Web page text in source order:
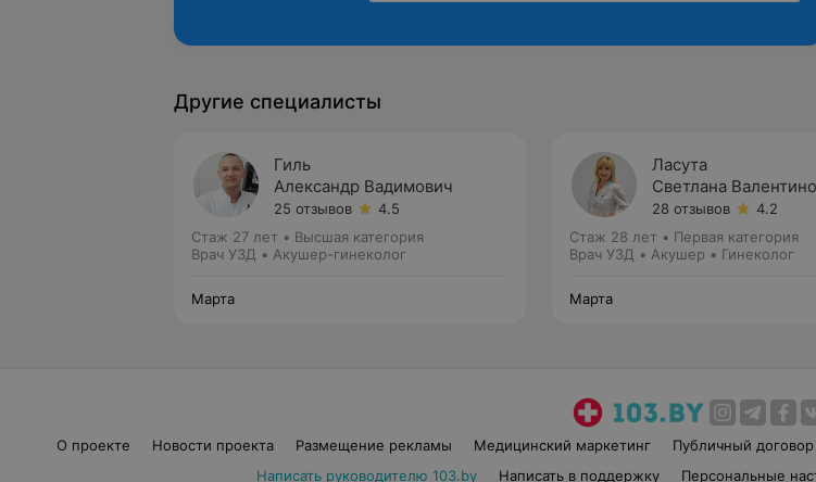
Другие специалисты
Гиль
Александр Вадимович
25 отзывов
4.5
Стаж 27 лет • Высшая категория
Врач УЗД • Акушер-гинеколог
Марта
Ласута
Светлана
28 отзывов
4.2
Стаж 28 лет • Первая категория
Врач УЗД • Акушер • Гинеколог
Марта
О проекте Новости проекта Размещение рекламы Медицинский маркетинг Публичный договор
Написать руководителю 103.by
Написать в поддержку Персональные